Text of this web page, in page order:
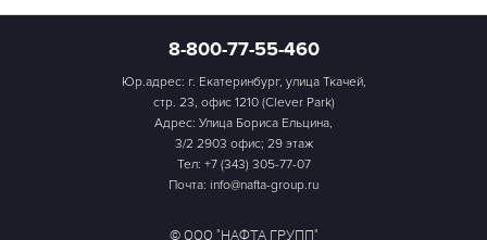
8-800-77-55-460
Юр.адрес: г. Екатеринбург, улица Ткачей,
стр. 23, офис 1210 (Clever Park)
Адрес: Улица Бориса Ельцина,
3/2 2903 офис; 29 этаж
Тел: +7 (343) 305-77-07
Почта: info@nafta-group.ru
© ООО "НАФТА ГРУПП"